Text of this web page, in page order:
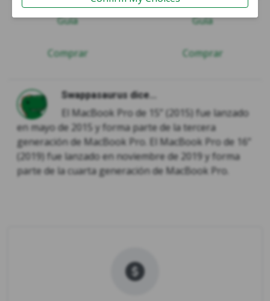
Guía
Comprar
Guía
Comprar
Swappasaurus dice...
El MacBook Pro de 15” (2015) fue lanzado
en mayo de 2015 y forma parte de la tercera
generación de MacBook Pro. El MacBook Pro de 16”
(2019) fue lanzado en noviembre de 2019 y forma
parte de la cuarta generación de MacBook Pro.